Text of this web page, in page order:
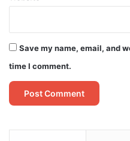
Save my name, email, and
time I comment.